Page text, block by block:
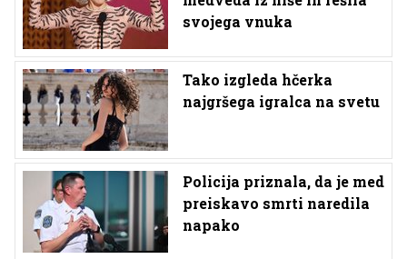
svojega vnuka
Tako izgleda hčerka
najgršega igralca na svetu
Policija priznala, da je med
preiskavo smrti naredila
napako